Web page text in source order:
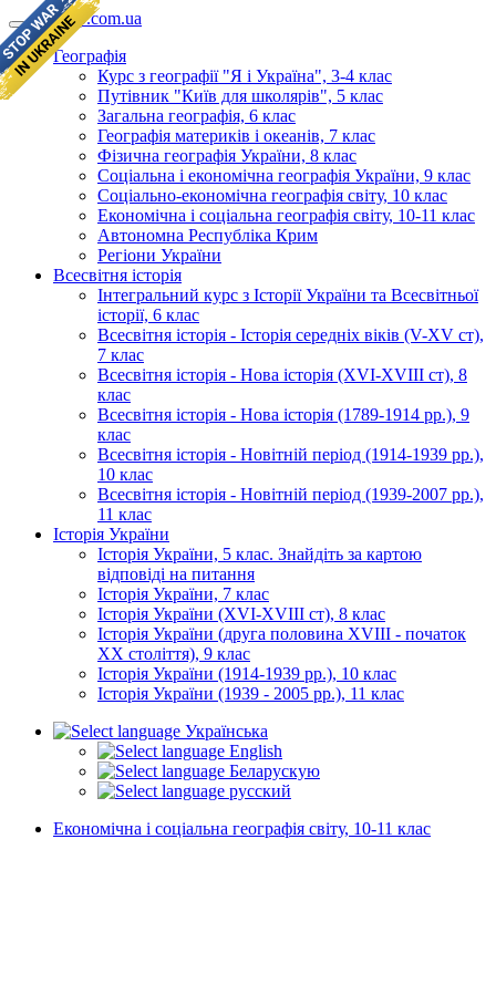
geomap.com.ua
Географія
Курс з географії "Я і Україна", 3-4 клас
Путівник "Київ для школярів", 5 клас
Загальна географія, 6 клас
Географія материків і океанів, 7 клас
Фізична географія України, 8 клас
Соціальна і економічна географія України, 9 клас
Соціально-економічна географія світу, 10 клас
Економічна і соціальна географія світу, 10-11 клас
Автономна Республіка Крим
Регіони України
Всесвітня історія
Інтегральний курс з Історії України та Всесвітньої
історії, 6 клас
Всесвітня історія - Історія середніх віків (V-XV ст),
7 клас
Всесвітня історія - Нова історія (XVI-XVIII ст), 8
клас
Всесвітня історія - Нова історія (1789-1914 рр.), 9
клас
Всесвітня історія - Новітній період (1914-1939 рр.),
10 клас
Всесвітня історія - Новітній період (1939-2007 рр.),
11 клас
Історія України
Історія України, 5 клас. Знайдіть за картою
відповіді на питання
Історія України, 7 клас
Історія України (XVI-XVIII ст), 8 клас
Історія України (друга половина XVIII - початок
XX століття), 9 клас
Історія України (1914-1939 рр.), 10 клас
Історія України (1939 - 2005 рр.), 11 клас
Українська
English
Беларускую
русский
Економічна і соціальна географія світу, 10-11 клас